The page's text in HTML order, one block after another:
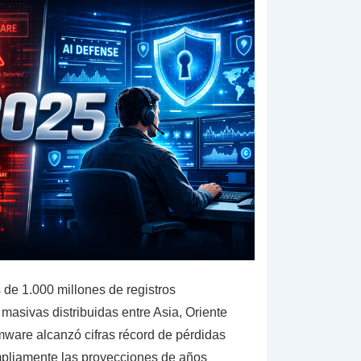
1.000 millones de registros
distribuidas entre Asia, Oriente
alcanzó cifras récord de pérdidas
las proyecciones de años